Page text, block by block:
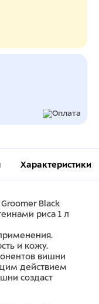
Характеристики
Black
риса 1 л
и кожу.
вишни
действием
создаст